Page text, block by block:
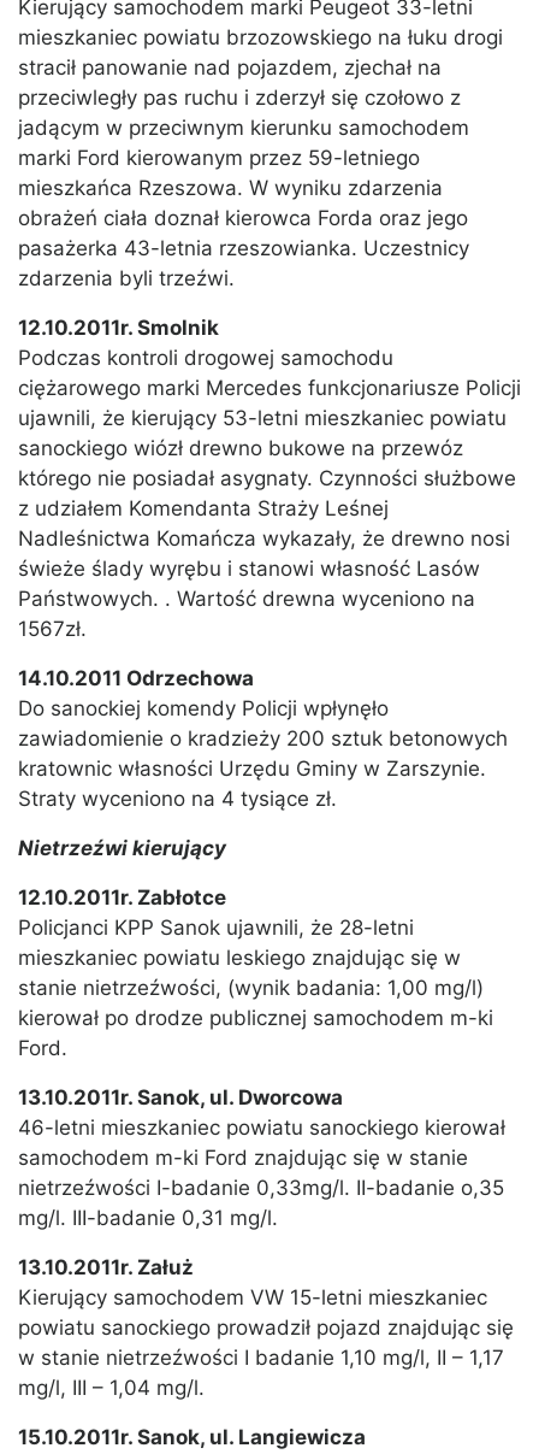
Kierujący samochodem marki Peugeot 33-letni
mieszkaniec powiatu brzozowskiego na łuku drogi
stracił panowanie nad pojazdem, zjechał na
przeciwległy pas ruchu i zderzył się czołowo z
jadącym w przeciwnym kierunku samochodem
marki Ford kierowanym przez 59-letniego
mieszkańca Rzeszowa. W wyniku zdarzenia
obrażeń ciała doznał kierowca Forda oraz jego
pasażerka 43-letnia rzeszowianka. Uczestnicy
zdarzenia byli trzeźwi.
12.10.2011r. Smolnik
Podczas kontroli drogowej samochodu
ciężarowego marki Mercedes funkcjonariusze Policji
ujawnili, że kierujący 53-letni mieszkaniec powiatu
sanockiego wiózł drewno bukowe na przewóz
którego nie posiadał asygnaty. Czynności służbowe
z udziałem Komendanta Straży Leśnej
Nadleśnictwa Komańcza wykazały, że drewno nosi
świeże ślady wyrębu i stanowi własność Lasów
Państwowych. . Wartość drewna wyceniono na
1567zł.
14.10.2011 Odrzechowa
Do sanockiej komendy Policji wpłynęło
zawiadomienie o kradzieży 200 sztuk betonowych
kratownic własności Urzędu Gminy w Zarszynie.
Straty wyceniono na 4 tysiące zł.
Nietrzeźwi kierujący
12.10.2011r. Zabłotce
Policjanci KPP Sanok ujawnili, że 28-letni
mieszkaniec powiatu leskiego znajdując się w
stanie nietrzeźwości, (wynik badania: 1,00 mg/l)
kierował po drodze publicznej samochodem m-ki
Ford.
13.10.2011r. Sanok, ul. Dworcowa
46-letni mieszkaniec powiatu sanockiego kierował
samochodem m-ki Ford znajdując się w stanie
nietrzeźwości I-badanie 0,33mg/l. II-badanie o,35
mg/l. III-badanie 0,31 mg/l.
13.10.2011r. Załuż
Kierujący samochodem VW 15-letni mieszkaniec
powiatu sanockiego prowadził pojazd znajdując się
w stanie nietrzeźwości I badanie 1,10 mg/l, II – 1,17
mg/l, III – 1,04 mg/l.
15.10.2011r. Sanok, ul. Langiewicza